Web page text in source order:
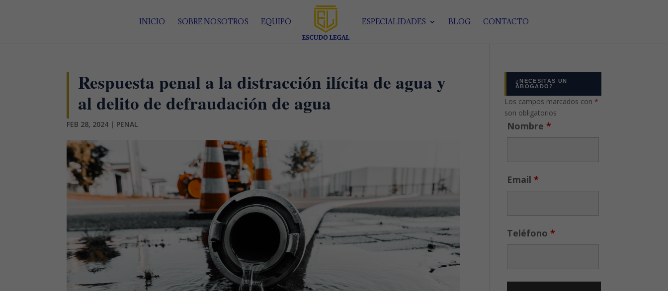
INICIO SOBRE NOSOTROS EQUIPO ESPECIALIDADES BLOG CONTACTO
Respuesta penal a la distracción ilícita de agua y
al delito de defraudación de agua
FEB 28, 2024 | PENAL
¿NECESITAS UN
ABOGADO?
Los campos marcados con*
son obligatorios
Nombre*
Email*
Teléfono*